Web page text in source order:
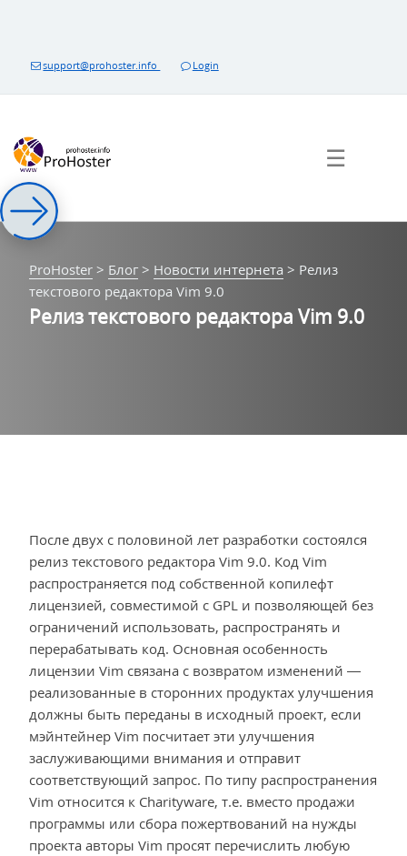
support@prohoster.info Login
☰
ProHoster > Блог > Новости интернета > Релиз
текстового редактора Vim 9.0
Релиз текстового редактора Vim 9.0
После двух с половиной лет разработки состоялся
релиз текстового редактора Vim 9.0. Код Vim
распространяется под собственной копилефт
лицензией, совместимой с GPL и позволяющей без
ограничений использовать, распространять и
перерабатывать код. Основная особенность
лицензии Vim связана с возвратом изменений —
реализованные в сторонних продуктах улучшения
должны быть переданы в исходный проект, если
мэйнтейнер Vim посчитает эти улучшения
заслуживающими внимания и отправит
соответствующий запрос. По типу распространения
Vim относится к Сharityware, т.е. вместо продажи
программы или сбора пожертвований на нужды
проекта авторы Vim просят перечислить любую